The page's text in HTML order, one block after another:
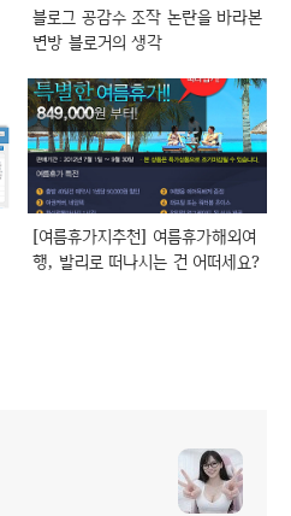
블로그 공감수 조작 논란을 바라본
변방 블로거의 생각
[여름휴가지추천] 여름휴가해외여
행, 발리로 떠나시는 건 어떠세요?